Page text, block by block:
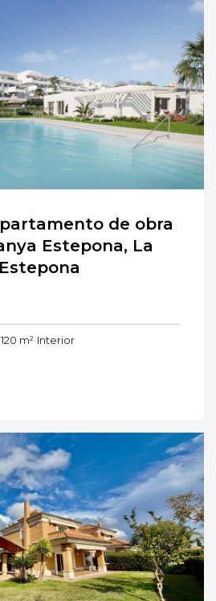
de obra
Estepona, La
120 m² Interior